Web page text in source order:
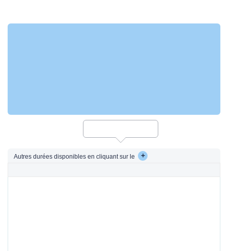
Autres durées disponibles en cliquant sur le +